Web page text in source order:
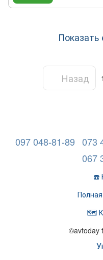
Назад 1
097 048-81-89 073
067
☎️
🗺️
©avtoday